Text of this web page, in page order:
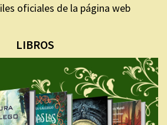
oficiales de la página web
LIBROS